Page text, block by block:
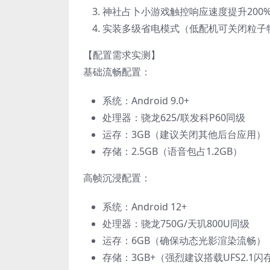
神社占卜小游戏触控响应速度提升
实装多级省电模式（低配机可关闭粒子
【配置需求实测】
基础流畅配置：
系统：Android 9.0+
处理器：骁龙625/联发科P60同级
运存：3GB（建议关闭其他后台应用）
存储：2.5GB（语音包占1.2GB）
高帧沉浸配置：
系统：Android 12+
处理器：骁龙750G/天玑800U同级
运存：6GB（确保动态光影渲染流畅）
存储：3GB+（强烈建议搭载UFS2.1闪存